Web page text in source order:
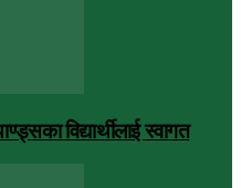
विद्यार्थीलाई स्वागत